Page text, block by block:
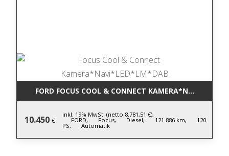
FORD FOCUS COOL & CONNECT
10.450 €
inkl. 19% MwSt. (netto 8.781,51 €),
FORD, Focus, Diesel, 121.886 km, 120
PS, Automatik